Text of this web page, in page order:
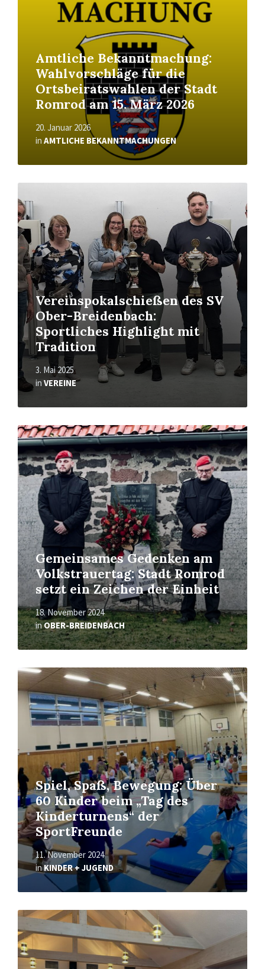
Amtliche Bekanntmachung:
Wahlvorschläge für die
Ortsbeiratswahlen der Stadt
Romrod am 15. März 2026
20. Januar 2026
in AMTLICHE BEKANNTMACHUNGEN
Vereinspokalschießen des SV
Ober-Breidenbach:
Sportliches Highlight mit
Tradition
3. Mai 2025
in VEREINE
Read
More
Gemeinsames Gedenken am
Volkstrauertag: Stadt Romrod
setzt ein Zeichen der Einheit
18. November 2024
inOBER-BREIDENBACH
Read
More
Spiel, Spaß, Bewegung: Über
60 Kinder beim „Tag des
Kinderturnens“ der
SportFreunde
11. November 2024
inKINDER + JUGEND
Read
More
Read
More